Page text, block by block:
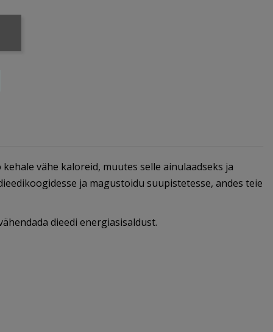
vähe kaloreid, muutes selle ainulaadseks ja
ja magustoidu suupistetesse, andes teie
dieedi energiasisaldust.